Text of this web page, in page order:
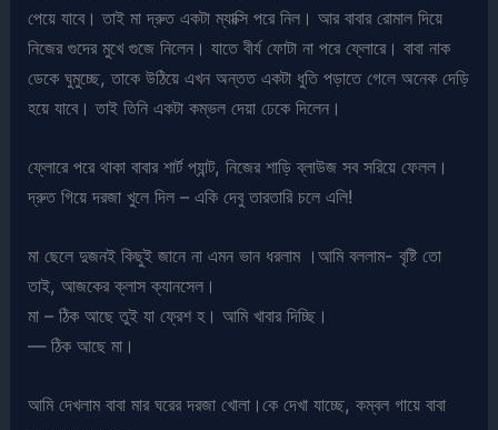
পেয়ে যাবে। তাই মা দ্রুত একটা ম্যাক্সি পরে নিল। আর বাবার রোমাল দিয়ে
নিজের গুদের মুখে গুজে নিলেন। যাতে বীর্য ফোটা না পরে ফ্লোরে। বাবা নাক
ডেকে ঘুমুচ্ছে, তাকে উঠিয়ে এখন অন্তত একটা ধুতি পড়াতে গেলে অনেক দেড়ি
হয়ে যাবে। তাই তিনি একটা কম্ভল দেয়া ঢেকে দিলেন।
ফ্লোরে পরে থাকা বাবার শার্ট প্যান্ট, নিজের শাড়ি ব্লাউজ সব সরিয়ে ফেলল।
দ্রুত গিয়ে দরজা খুলে দিল – একি দেবু তারতারি চলে এলি!
মা ছেলে দুজনই কিছুই জানে না এমন ভান ধরলাম ।আমি বললাম- বৃষ্টি তো
তাই, আজকের ক্লাস ক্যানসেল।
মা – ঠিক আছে তুই যা ফ্রেশ হ। আমি খাবার দিচ্ছি।
— ঠিক আছে মা।
আমি দেখলাম বাবা মার ঘরের দরজা খোলা।কে দেখা যাচ্ছে, কম্বল গায়ে বাবা